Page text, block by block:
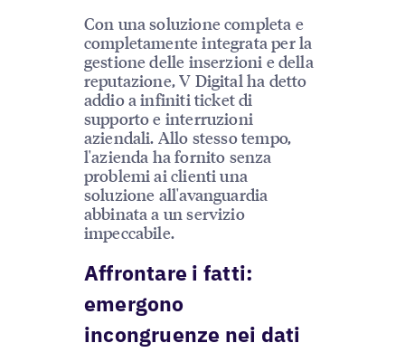
Con una soluzione completa e
completamente integrata per la
gestione delle inserzioni e della
reputazione, V Digital ha detto
addio a infiniti ticket di
supporto e interruzioni
aziendali. Allo stesso tempo,
l'azienda ha fornito senza
problemi ai clienti una
soluzione all'avanguardia
abbinata a un servizio
impeccabile.
Affrontare i fatti:
emergono
incongruenze nei dati